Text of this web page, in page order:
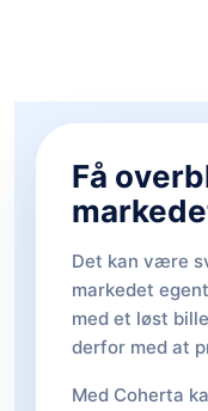
Få
Det kan være
markedet
med et løst
derfor med at
Med Coherta